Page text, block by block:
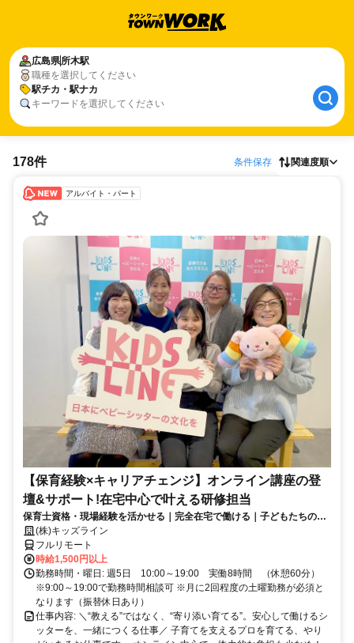
広島県所木駅
職種を選択してください
駅チカ・駅ナカ
キーワードを選択してください
178件 条件保存 関連度順
アルバイト・パート
【保育経験×キャリアチェンジ】オンライン講座の登
壇&サポート!在宅中心で叶える研修担当
保育士資格・現場経験を活かせる｜完全在宅で働ける｜子どもたちの安
心を守る役割｜家庭と両立しやすい環境｜在宅＋チーム連携｜腰を据え
て長く働ける方歓迎｜30～40代活躍中！
(株)キッズライン
フルリモート
時給1,500円以上
勤務時間・曜日: 週5日 10:00～19:00 実働8時間 （休憩60分）
※9:00～19:00で勤務時間相談可 ※月に2回程度の土曜勤務が必須と
なります（振替休日あり）
仕事内容: ＼“教える”ではなく、“寄り添い育てる”。安心して働けるシ
ッターを、一緒につくる仕事／ 子育てを支えるプロを育てる、やり